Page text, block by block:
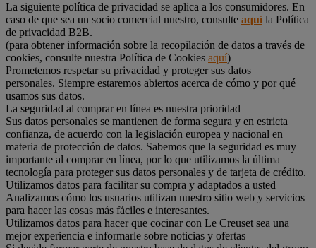
La siguiente política de privacidad se aplica a los consumidores. En
caso de que sea un socio comercial nuestro, consulte aquíla Política
de privacidad B2B.
(para obtener información sobre la recopilación de datos a través de
cookies, consulte nuestra Política de Cookies aquí)
Prometemos respetar su privacidad y proteger sus datos
personales. Siempre estaremos abiertos acerca de cómo y por qué
usamos sus datos.
La seguridad al comprar en línea es nuestra prioridad
Sus datos personales se mantienen de forma segura y en estricta
confianza, de acuerdo con la legislación europea y nacional en
materia de protección de datos. Sabemos que la seguridad es muy
importante al comprar en línea, por lo que utilizamos la última
tecnología para proteger sus datos personales y de tarjeta de crédito.
Utilizamos datos para facilitar su compra y adaptados a usted
Analizamos cómo los usuarios utilizan nuestro sitio web y servicios
para hacer las cosas más fáciles e interesantes.
Utilizamos datos para hacer que cocinar con Le Creuset sea una
mejor experiencia e informarle sobre noticias y ofertas